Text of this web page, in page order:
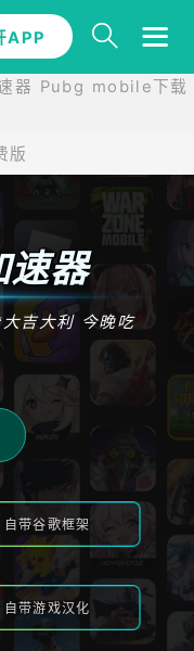
APP
器 Pubg mobile下载
版
速器
吉大利 今晚吃
自带谷歌框架
自带游戏汉化